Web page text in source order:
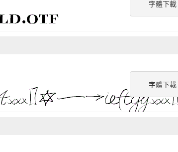
字體下載
字體下載